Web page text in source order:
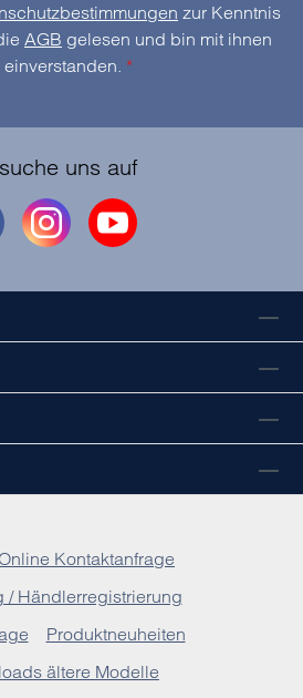
zur Kenntnis
AGB gelesen und bin mit ihnen
einverstanden. *
uns auf
Online Kontaktanfrage
/ Händlerregistrierung
Produktneuheiten
ältere Modelle